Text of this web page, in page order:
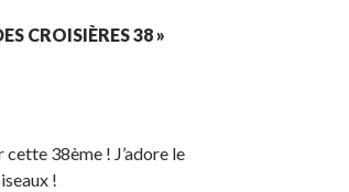
CROISIÈRES 38 »
38ème ! J’adore le
!